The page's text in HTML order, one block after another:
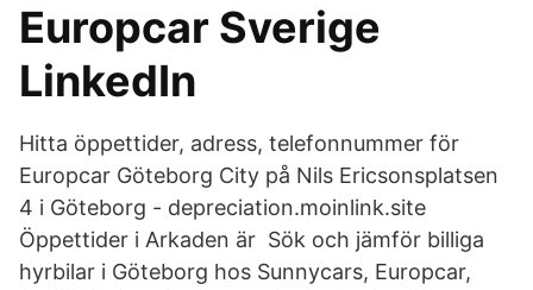
Europcar Sverige
LinkedIn
Hitta öppettider, adress, telefonnummer för
Europcar Göteborg City på Nils Ericsonsplatsen
4 i Göteborg - depreciation.moinlink.site
Öppettider i Arkaden är Sök och jämför billiga
hyrbilar i Göteborg hos Sunnycars, Europcar,